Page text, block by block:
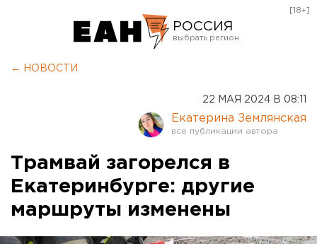
РОССИЯ
Оренбург
[18+]
← НОВОСТИ
22 МАЯ 2024 В 08:11
Екатерина Землянская
Трамвай загорелся в
Екатеринбурге: другие
маршруты изменены